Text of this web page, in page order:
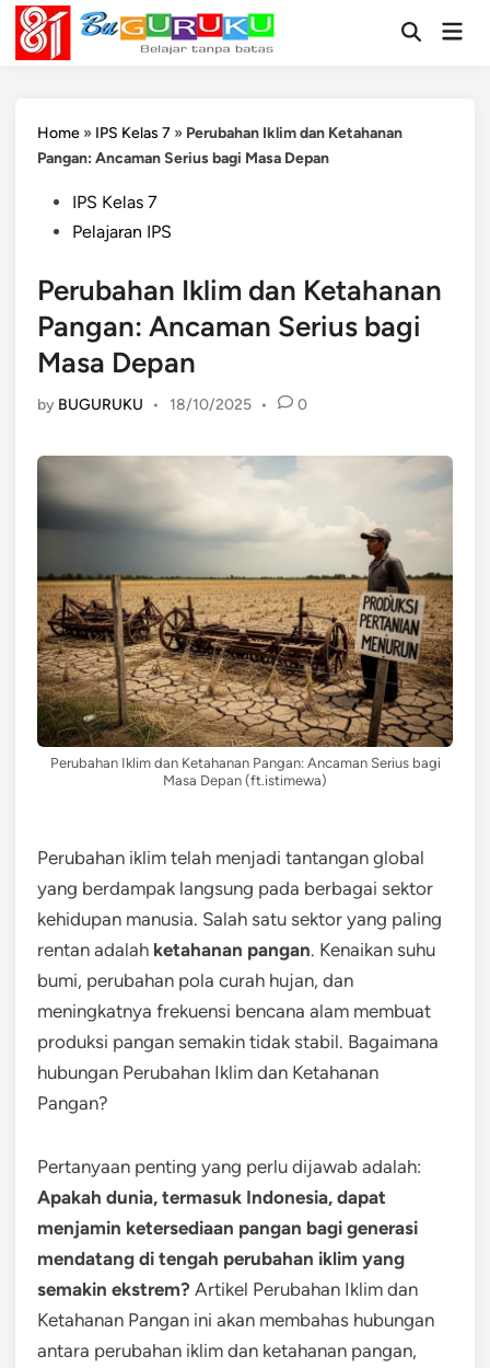
Skip
content
OpenMain
Home » IPS Kelas 7 » Perubahan Iklim dan Ketahanan
Pangan: Ancaman Serius bagi Masa Depan
PostedIPS Kelas 7
Pelajaran IPS
Perubahan Iklim dan Ketahanan
Pangan: Ancaman Serius bagi
Masa Depan
by BUGURUKU • 18/10/2025 • 0
Perubahan Iklim dan Ketahanan Pangan: Ancaman Serius bagi
Masa Depan (ft.istimewa)
Perubahan iklim telah menjadi tantangan global
yang berdampak langsung pada berbagai sektor
kehidupan manusia. Salah satu sektor yang paling
rentan adalah ketahanan pangan. Kenaikan suhu
bumi, perubahan pola curah hujan, dan
meningkatnya frekuensi bencana alam membuat
produksi pangan semakin tidak stabil. Bagaimana
hubungan Perubahan Iklim dan Ketahanan
Pangan?
Pertanyaan penting yang perlu dijawab adalah:
Apakah dunia, termasuk Indonesia, dapat
menjamin ketersediaan pangan bagi generasi
mendatang di tengah perubahan iklim yang
semakin ekstrem? Artikel Perubahan Iklim dan
Ketahanan Pangan ini akan membahas hubungan
antara perubahan iklim dan ketahanan pangan,